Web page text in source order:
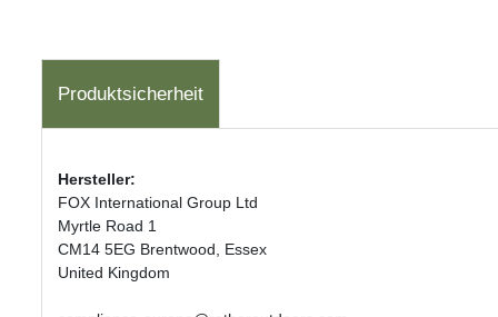
Produktsicherheit
Hersteller:
FOX International Group Ltd
Myrtle Road 1
CM14 5EG Brentwood, Essex
United Kingdom